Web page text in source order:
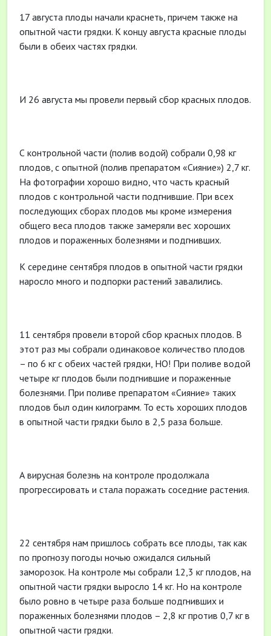
17 августа плоды начали краснеть, причем также на
опытной части грядки. К концу августа красные плоды
были в обеих частях грядки.
И 26 августа мы провели первый сбор красных плодов.
С контрольной части (полив водой) собрали 0,98 кг
плодов, с опытной (полив препаратом «Сияние») 2,7 кг.
На фотографии хорошо видно, что часть красный
плодов с контрольной части подгнившие. При всех
последующих сборах плодов мы кроме измерения
общего веса плодов также замеряли вес хороших
плодов и пораженных болезнями и подгнивших.
К середине сентября плодов в опытной части грядки
наросло много и подпорки растений завалились.
11 сентября провели второй сбор красных плодов. В
этот раз мы собрали одинаковое количество плодов
– по 6 кг с обеих частей грядки, НО! При поливе водой
четыре кг плодов были подгнившие и пораженные
болезнями. При поливе препаратом «Сияние» таких
плодов был один килограмм. То есть хороших плодов
в опытной части грядки было в 2,5 раза больше.
А вирусная болезнь на контроле продолжала
прогрессировать и стала поражать соседние растения.
22 сентября нам пришлось собрать все плоды, так как
по прогнозу погоды ночью ожидался сильный
заморозок. На контроле мы собрали 12,3 кг плодов, на
опытной части грядки выросло 14 кг. Но на контроле
было ровно в четыре раза больше подгнивших и
пораженных болезнями плодов – 2,8 кг против 0,7 кг в
опытной части грядки.